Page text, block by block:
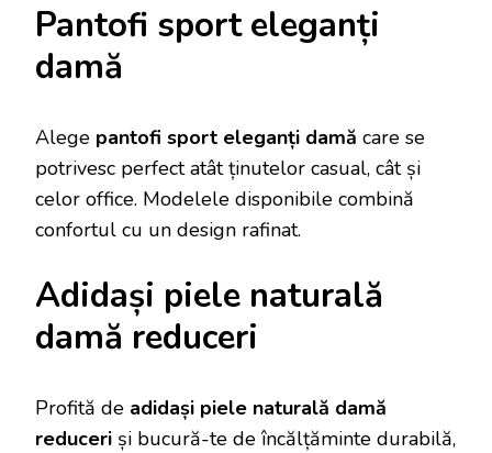
Pantofi sport eleganți
damă
Alege pantofi sport eleganți damă care se
potrivesc perfect atât ținutelor casual, cât și
celor office. Modelele disponibile combină
confortul cu un design rafinat.
Adidași piele naturală
damă reduceri
Profită de adidași piele naturală damă
reduceri și bucură-te de încălțăminte durabilă,